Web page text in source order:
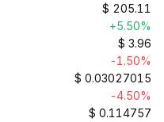
$ 205.11
+5.50%
$ 3.96
-1.50%
$ 0.03027015
-4.50%
$ 0.114757